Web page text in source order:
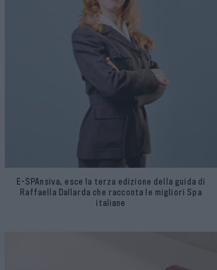
E-SPAnsiva, esce la terza edizione della guida di
Raffaella Dallarda che racconta le migliori Spa
italiane